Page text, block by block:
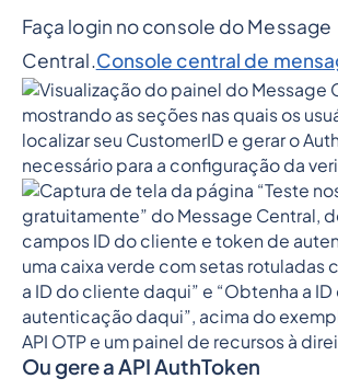
Faça login no console do Message
Central.Console central de
Ou gere a API AuthToken